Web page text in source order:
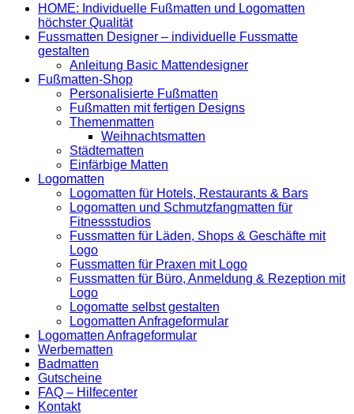
HOME: Individuelle Fußmatten und Logomatten
höchster Qualität
Fussmatten Designer – individuelle Fussmatte
gestalten
Anleitung Basic Mattendesigner
Fußmatten-Shop
Personalisierte Fußmatten
Fußmatten mit fertigen Designs
Themenmatten
Weihnachtsmatten
Städtematten
Einfärbige Matten
Logomatten
Logomatten für Hotels, Restaurants & Bars
Logomatten und Schmutzfangmatten für
Fitnessstudios
Fussmatten für Läden, Shops & Geschäfte mit
Logo
Fussmatten für Praxen mit Logo
Fussmatten für Büro, Anmeldung & Rezeption mit
Logo
Logomatte selbst gestalten
Logomatten Anfrageformular
Logomatten Anfrageformular
Werbematten
Badmatten
Gutscheine
FAQ – Hilfecenter
Kontakt